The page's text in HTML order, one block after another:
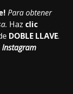
Para obtener
Haz clic
DOBLE LLAVE.
Instagram